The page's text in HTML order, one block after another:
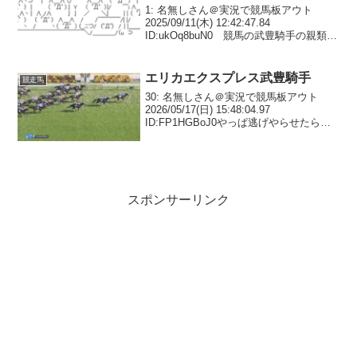
1: 名無しさん＠実況で競馬板アウト
2025/09/11(木) 12:42:47.84
ID:ukOq8buN0 競馬の武豊騎手の親類の
東山署は11日、詐欺の疑いで、...
競走馬 エリカエクスプレス武豊騎手
30: 名無しさん＠実況で競馬板アウト
2026/05/17(日) 15:48:04.97
ID:FP1HGBoJ0やっぱ逃げやらせたら上
スポンサーリンク